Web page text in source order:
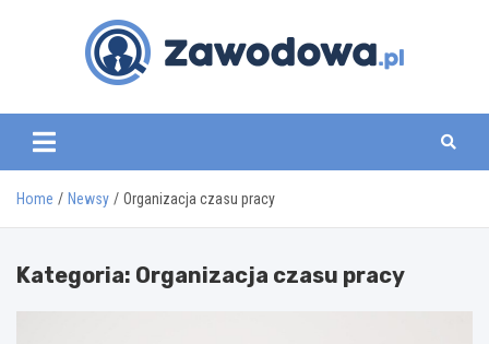
zawodowa.pl
Home Newsy Organizacja czasu pracy
Kategoria: Organizacja czasu pracy